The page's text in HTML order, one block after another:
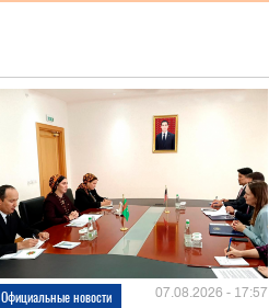
Официальные новости 07.08.2026 - 17:57